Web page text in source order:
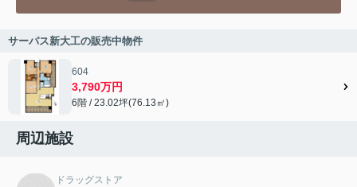
サーパス新大工の販売中物件
604
3,790万円
6階 / 23.02坪(76.13㎡)
周辺施設
ドラッグストア